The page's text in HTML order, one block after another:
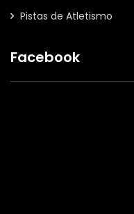
Pistas de Atletismo
Facebook